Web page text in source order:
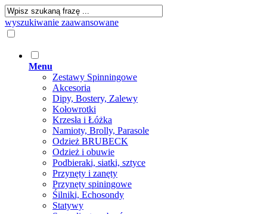
wyszukiwanie zaawansowane
Menu
Zestawy Spinningowe
Akcesoria
Dipy, Bostery, Zalewy
Kołowrotki
Krzesła i Łóżka
Namioty, Brolly, Parasole
Odzież BRUBECK
Odzież i obuwie
Podbieraki, siatki, sztyce
Przynęty i zanęty
Przynęty spiningowe
Śilniki, Echosondy
Statywy